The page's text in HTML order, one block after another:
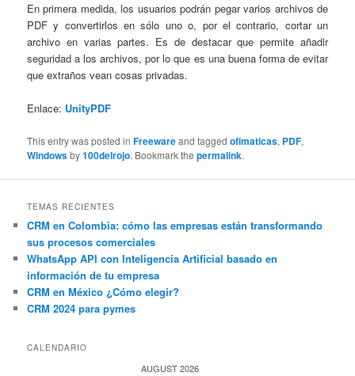
En primera medida, los usuarios podrán pegar varios archivos de
PDF y convertirlos en sólo uno o, por el contrario, cortar un
archivo en varias partes. Es de destacar que permite añadir
seguridad a los archivos, por lo que es una buena forma de evitar
que extraños vean cosas privadas.
Enlace: UnityPDF
This entry was posted inFreewareand taggedofimaticas, PDF,
Windowsby100delrojo. Bookmark thepermalink.
TEMAS RECIENTES
CRM en Colombia: cómo las empresas están transformando
sus procesos comerciales
WhatsApp API con Inteligencia Artificial basado en
información de tu empresa
CRM en México ¿Cómo elegir?
CRM 2024 para pymes
CALENDARIO
AUGUST 2026